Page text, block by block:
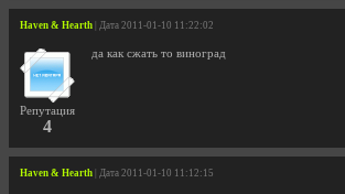
Haven & Hearth | Дата 2011-01-10 11:22:02
Репутация
4
да как сжать то виноград
Haven & Hearth | Дата 2011-01-10 11:12:15